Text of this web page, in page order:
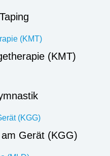
(KMT)
Gerät (KGG)